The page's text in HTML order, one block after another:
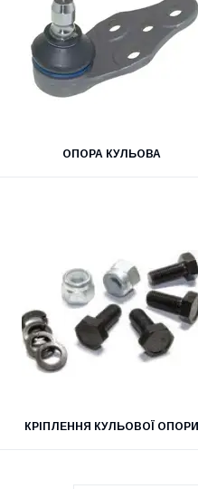
ОПОРА КУЛЬОВА
КРІПЛЕННЯ КУЛЬОВОЇ ОПОРИ